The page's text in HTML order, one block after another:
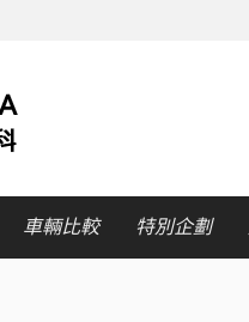
車輛比較 特別企劃